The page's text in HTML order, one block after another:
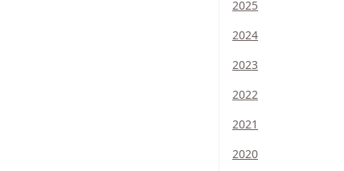
2025
2024
2023
2022
2021
2020